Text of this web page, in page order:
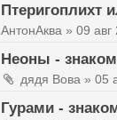
Птеригоплихт
АнтонАква » 09 авг
Неоны -
дядя Вова » 05
Гурами -